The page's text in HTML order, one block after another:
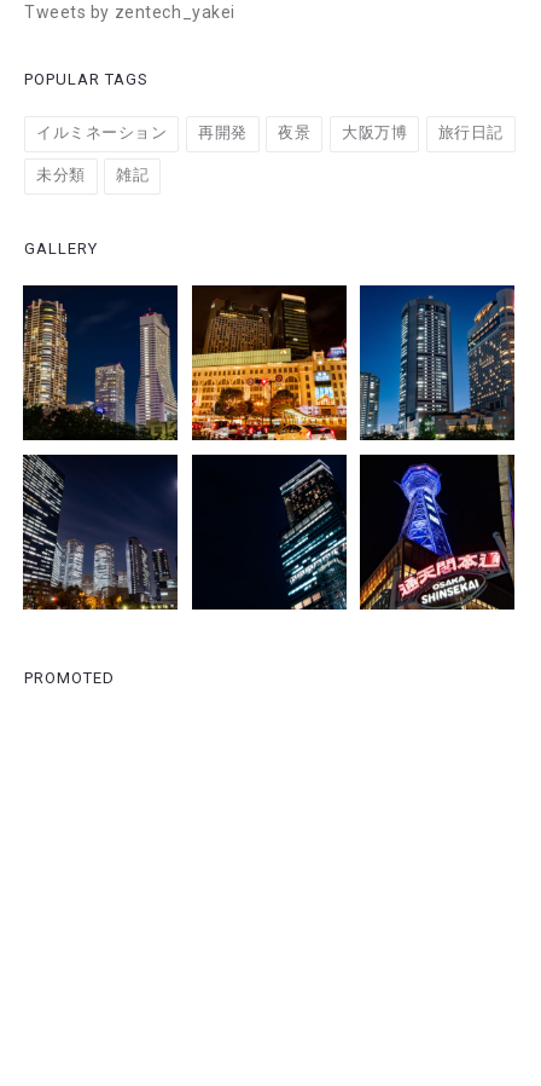
Tweets by zentech_yakei
POPULAR TAGS
イルミネーション 再開発 夜景 大阪万博 旅行日記
未分類 雑記
GALLERY
PROMOTED